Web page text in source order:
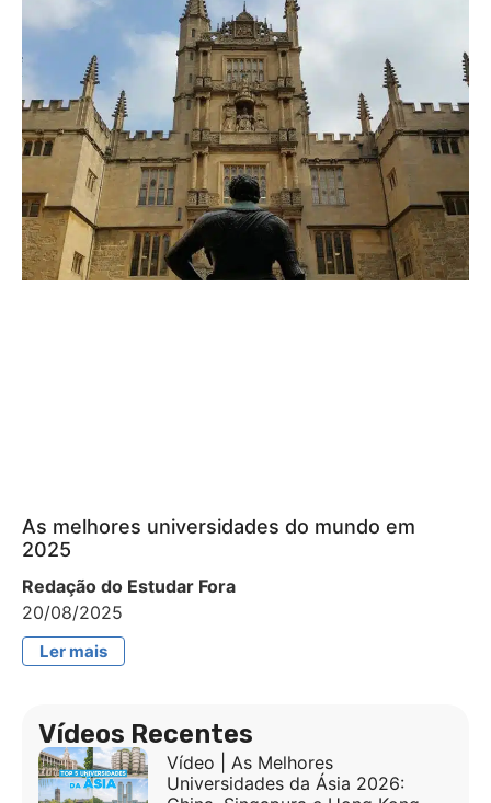
As melhores universidades do mundo em
2025
Redação do Estudar Fora
20/08/2025
Ler mais
Vídeos Recentes
Vídeo | As Melhores
Universidades da Ásia 2026: